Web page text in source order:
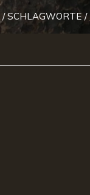
SCHLAGWORTE